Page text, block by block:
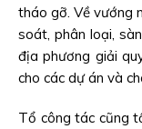
tháo gỡ. Về vướng
soát, phân loại,
địa phương giải
cho các dự án và
Tổ công tác cũng